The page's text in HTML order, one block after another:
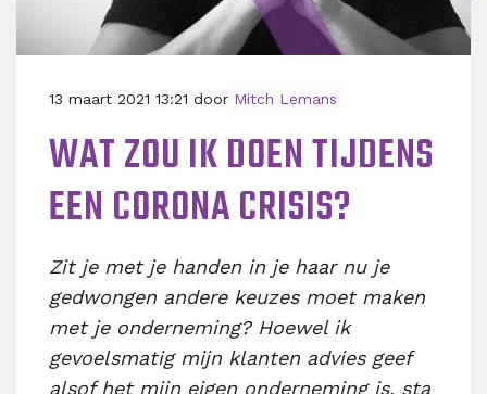
13 maart 2021 13:21 door Mitch Lemans
WAT ZOU IK DOEN TIJDENS
EEN CORONA CRISIS?
Zit je met je handen in je haar nu je
gedwongen andere keuzes moet maken
met je onderneming? Hoewel ik
gevoelsmatig mijn klanten advies geef
alsof het mijn eigen onderneming is, sta